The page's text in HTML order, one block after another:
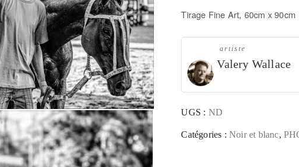
Tirage Fine Art, 60cm x 90cm
artiste
Valery Wallace
UGS : ND
Catégories :Noir et blanc,